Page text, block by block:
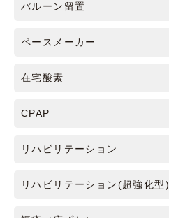
バルーン留置
ペースメーカー
在宅酸素
CPAP
リハビリテーション
リハビリテーション(超強化型)